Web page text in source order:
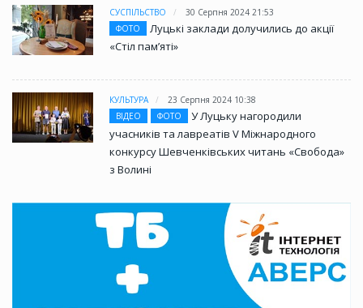
СУСПІЛЬСТВО
30 Серпня 2024 21:53
ФОТО
Луцькі заклади долучились до акції
«Стіл памʼяті»
КУЛЬТУРА
23 Серпня 2024 10:38
ВІДЕО
ФОТО
У Луцьку нагородили
учасників та лавреатів V Міжнародного
конкурсу Шевченківських читань «Свобода»
з Волині